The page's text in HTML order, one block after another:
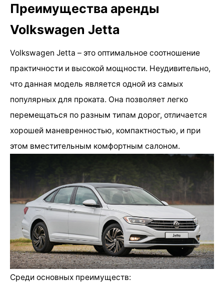
Преимущества аренды
Volkswagen Jetta
Volkswagen Jetta – это оптимальное соотношение
практичности и высокой мощности. Неудивительно,
что данная модель является одной из самых
популярных для проката. Она позволяет легко
перемещаться по разным типам дорог, отличается
хорошей маневренностью, компактностью, и при
этом вместительным комфортным салоном.
Среди основных преимуществ: